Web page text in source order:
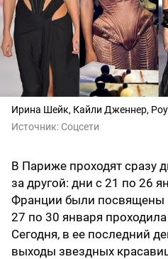
Ирина Шейк, Кайли Дженнер,
Источник: Соцсети
В Париже проходят сразу
за другой: дни с 21 по 26
Франции были посвящены
27 по 30 января
Сегодня, в ее последний
выходы звездных